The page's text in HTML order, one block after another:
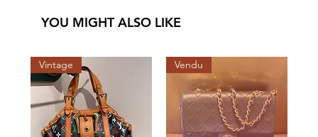
YOU MIGHT ALSO LIKE
Vintage Vendu